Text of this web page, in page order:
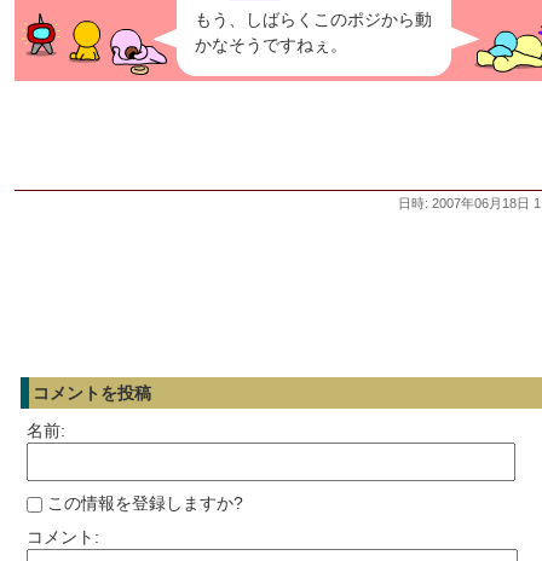
もう、しばらくこのポジから動
かなそうですねぇ。
日時: 2007年06月18日
コメントを投稿
名前:
この情報を登録しますか?
コメント: